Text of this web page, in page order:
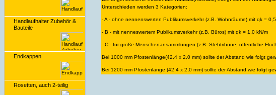
Handlaufhalter Zubehör &
Bauteile
Endkappen
Rosetten, auch 2-teilig
Unterschieden werden 3 Kategorien:
- A - ohne nennenswerten Publikumsverkehr (z.B. Wohnräume) mit qk =
- B - mit nenneswertem Publikumsverkehr (z.B. Büros) mit qk = 1,0 kN/m
- C - für große Menschenansammlungen (z.B. Stehtribüne, öffentliche
Bei 1000 mm Pfostenlänge(42,4 x 2,0 mm) sollte der Abstand wie folgt
Bei 1200 mm Pfostenlänge (42,4 x 2,0 mm) sollte der Abstand wie folgt